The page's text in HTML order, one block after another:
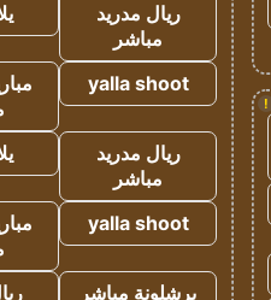
!
ريال مدريد
مباشر
yalla shoot
ريال مدريد
مباشر
yalla shoot
برشلونة مباشر